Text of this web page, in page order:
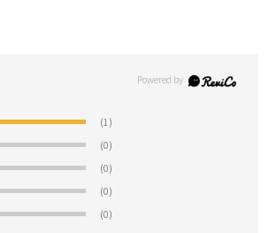
(1)
(0)
(0)
(0)
(0)